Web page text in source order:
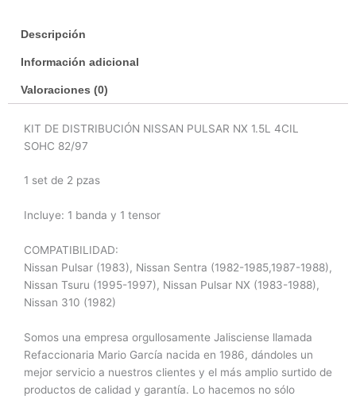
cantidad
Descripción
Información adicional
Valoraciones (0)
KIT DE DISTRIBUCIÓN NISSAN PULSAR NX 1.5L 4CIL
SOHC 82/97
1 set de 2 pzas
Incluye: 1 banda y 1 tensor
COMPATIBILIDAD:
Nissan Pulsar (1983), Nissan Sentra (1982-1985,1987-1988),
Nissan Tsuru (1995-1997), Nissan Pulsar NX (1983-1988),
Nissan 310 (1982)
Somos una empresa orgullosamente Jalisciense llamada
Refaccionaria Mario García nacida en 1986, dándoles un
mejor servicio a nuestros clientes y el más amplio surtido de
productos de calidad y garantía. Lo hacemos no sólo